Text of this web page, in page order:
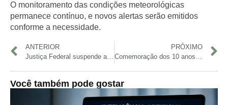
O monitoramento das condições meteorológicas
permanece contínuo, e novos alertas serão emitidos
conforme a necessidade.
ANTERIOR
Justiça Federal suspende atividades de garimpo ilegal no Rio Japurá e determina investigação da Marinha
PRÓXIMO
Comemoração dos 10 anos do Parque Rio Negro reúne shows gratuitos e ações socioculturais para a população
Você também pode gostar